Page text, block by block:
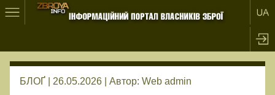
БЛОҐ | 26.05.2026 | Автор: Web admin